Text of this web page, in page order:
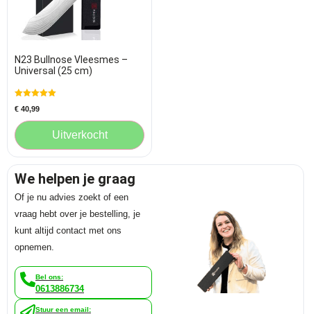
N23 Bullnose Vleesmes –
Universal (25 cm)
5.00
uit 5
€ 40,99
Uitverkocht
We helpen je graag
Of je nu advies zoekt of een
vraag hebt over je bestelling, je
kunt altijd contact met ons
opnemen.
Bel ons:
0613886734
Stuur een email: